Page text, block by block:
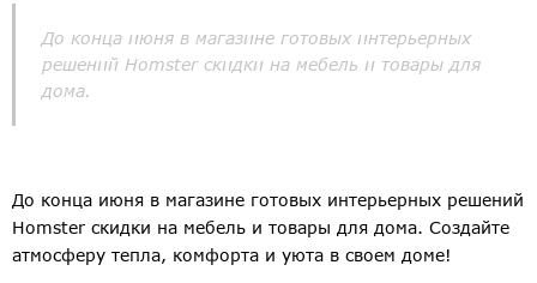
До конца июня в магазине готовых интерьерных
решений Homster скидки на мебель и товары для
дома.
До конца июня в магазине готовых интерьерных решений
Homster скидки на мебель и товары для дома. Создайте
атмосферу тепла, комфорта и уюта в своем доме!